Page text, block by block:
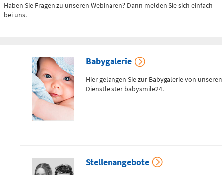
KinderärztlicherBehandlungsbereich
weitere Informationen unter:
bereitschaftspraxen.116117.de
Haben Sie Fragen zu unseren Webinaren? Dann melden Sie sich einfach
bei uns.
Babygalerie
Hier gelangen Sie zur Babygalerie von
Dienstleister babysmile24.
Stellenangebote